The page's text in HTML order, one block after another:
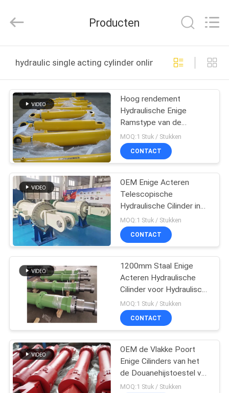
PRODUCTEN
VIDEO'S
OVER
ONS
FABRIEKSTOCHT
KWALITEITSCONTROLE
NEEM
CONTACT
MET
ONS
OP
VRAAG
EEN
EQUIPMENT
CO.,LTD.
Reserved.
Producten
hydraulic single acting cylinder online fabricage
Hoog rendement
Hydraulische Enige
Ramstype van de
Acterencilinder
Hydraulische Cilinder
MOQ:1 Stuk / Stukken
CONTACT
OEM Enige Acteren
Telescopische
Hydraulische Cilinder in
Metallurgie/Broodje/Schip
MOQ:1 Stuk / Stukken
CONTACT
1200mm Staal Enige
Acteren Hydraulische
Cilinder voor Hydraulisch
Heiblok
MOQ:1 Stuk / Stukken
CONTACT
OEM de Vlakke Poort
Enige Cilinders van het
de Douanehijstoestel van
de Acterencilinder
MOQ:1 Stuk / Stukken